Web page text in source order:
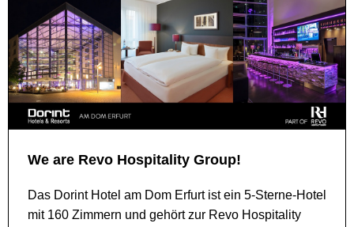
FAQ
We are Revo Hospitality Group!
Das Dorint Hotel am Dom Erfurt ist ein 5-Sterne-Hotel
mit 160 Zimmern und gehört zur Revo Hospitality